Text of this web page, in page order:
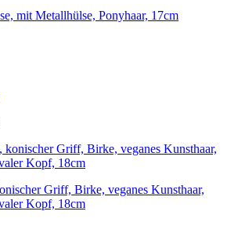
mit Metallhülse, Ponyhaar, 17cm
Griff, Birke, veganes Kunsthaar,
Kopf, 18cm